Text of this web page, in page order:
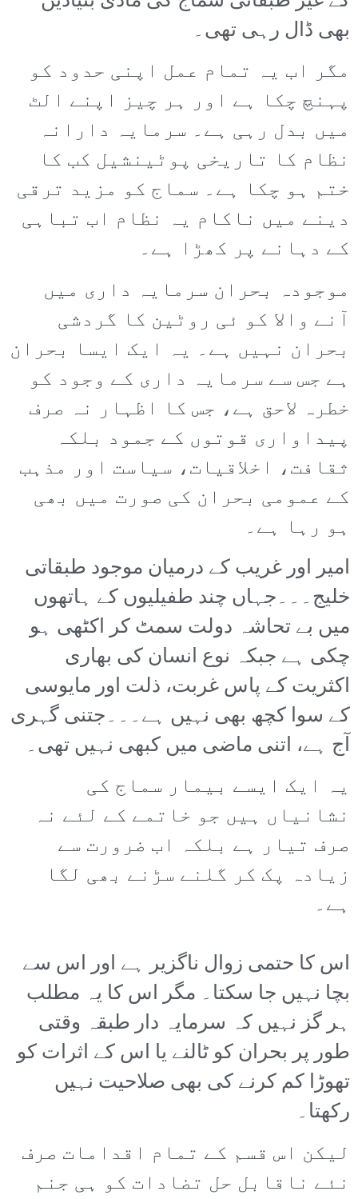
بھی ڈال رہی تھی۔
مگر اب یہ تمام عمل اپنی حدود کو
پہنچ چکا ہے اور ہر چیز اپنے الٹ
میں بدل رہی ہے۔ سرمایہ دارانہ
نظام کا تاریخی پوٹینشیل کب کا
ختم ہو چکا ہے۔ سماج کو مزید ترقی
دینے میں ناکام یہ نظام اب تباہی
کے دہانے پر کھڑا ہے۔
موجودہ بحران سرمایہ داری میں
آنے والا کو ئی روٹین کا گردشی
بحران نہیں ہے۔ یہ ایک ایسا بحران
ہے جس سے سرمایہ داری کے وجود کو
خطرہ لاحق ہے، جس کا اظہار نہ صرف
پیداواری قوتوں کے جمود بلکہ
ثقافت، اخلاقیات، سیاست اور مذہب
کے عمومی بحران کی صورت میں بھی
ہو رہا ہے۔
امیر اور غریب کے درمیان موجود طبقاتی
خلیج۔۔۔جہاں چند طفیلیوں کے ہاتھوں
میں بے تحاشہ دولت سمٹ کر اکٹھی ہو
چکی ہے جبکہ نوع انسان کی بھاری
اکثریت کے پاس غربت، ذلت اور مایوسی
کے سوا کچھ بھی نہیں ہے۔۔۔جتنی گہری
آج ہے، اتنی ماضی میں کبھی نہیں تھی۔
یہ ایک ایسے بیمار سماج کی
نشانیاں ہیں جو خاتمے کے لئے نہ
صرف تیار ہے بلکہ اب ضرورت سے
زیادہ پک کر گلنے سڑنے بھی لگا
ہے۔
اس کا حتمی زوال ناگزیر ہے اور اس سے
بچا نہیں جا سکتا۔ مگر اس کا یہ مطلب
ہر گز نہیں کہ سرمایہ دار طبقہ وقتی
طور پر بحران کو ٹالنے یا اس کے اثرات کو
تھوڑا کم کرنے کی بھی صلاحیت نہیں
رکھتا۔
لیکن اس قسم کے تمام اقدامات صرف
نئے ناقابل حل تضادات کو ہی جنم